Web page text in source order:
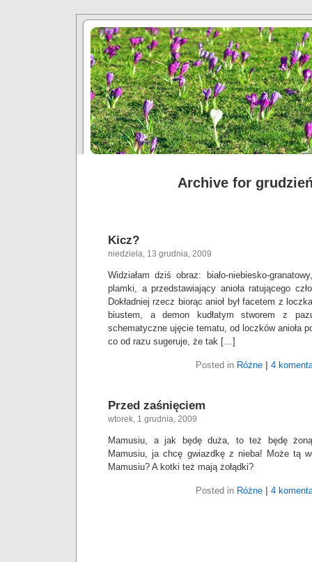
Archive for
Kicz?
niedziela, 13 grudnia, 2009
Widziałam dziś obraz: biało-niebiesko-
plamki, a przedstawiający anioła ratującego
Dokładniej rzecz biorąc anioł był facetem z
biustem, a demon kudłatym stworem z
schematyczne ujęcie tematu, od loczków anioła
co od razu sugeruje, że tak […]
Posted in Różne 4
Przed zaśnięciem
wtorek, 1 grudnia, 2009
Mamusiu, a jak będę duża, to też będę
Mamusiu, ja chcę gwiazdkę z nieba! Może tą
Mamusiu? A kotki też mają żołądki?
Posted in Różne 4